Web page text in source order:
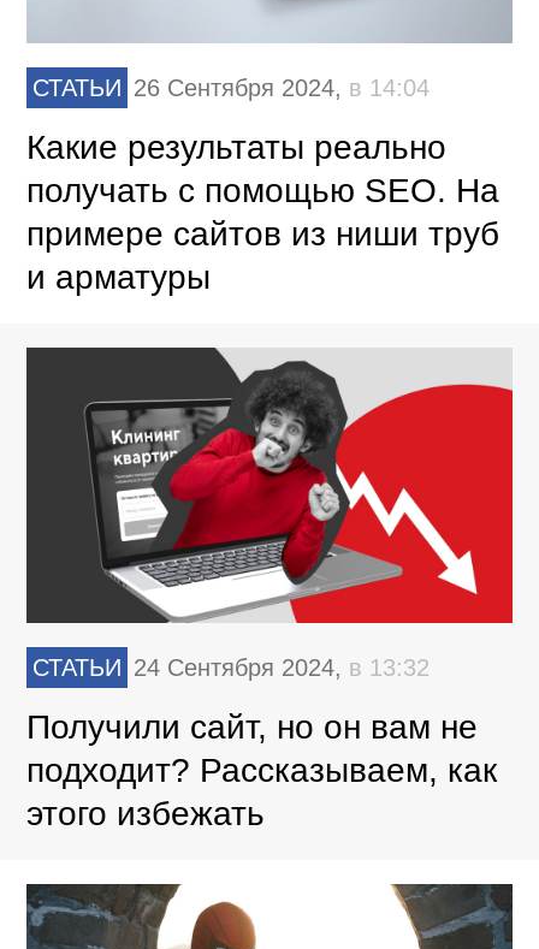
СТАТЬИ 26 Сентября 2024, в 14:04
Какие результаты реально
получать с помощью SEO. На
примере сайтов из ниши труб
и арматуры
СТАТЬИ 24 Сентября 2024, в 13:32
Получили сайт, но он вам не
подходит? Рассказываем, как
этого избежать